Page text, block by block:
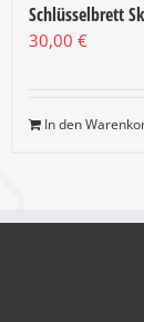
Schlüsselbrett
30,00€
In den